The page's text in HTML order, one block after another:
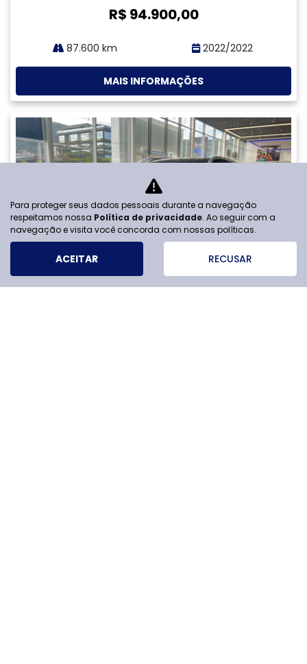
... 4 5 9 10
ESTOQUE
MAPA DO SITE
Para proteger seus dados pessoais durante a navegação
respeitamos nossa Política de privacidade. Ao seguir com a
navegação e visita você concorda com nossas políticas.
ACEITAR RECUSAR